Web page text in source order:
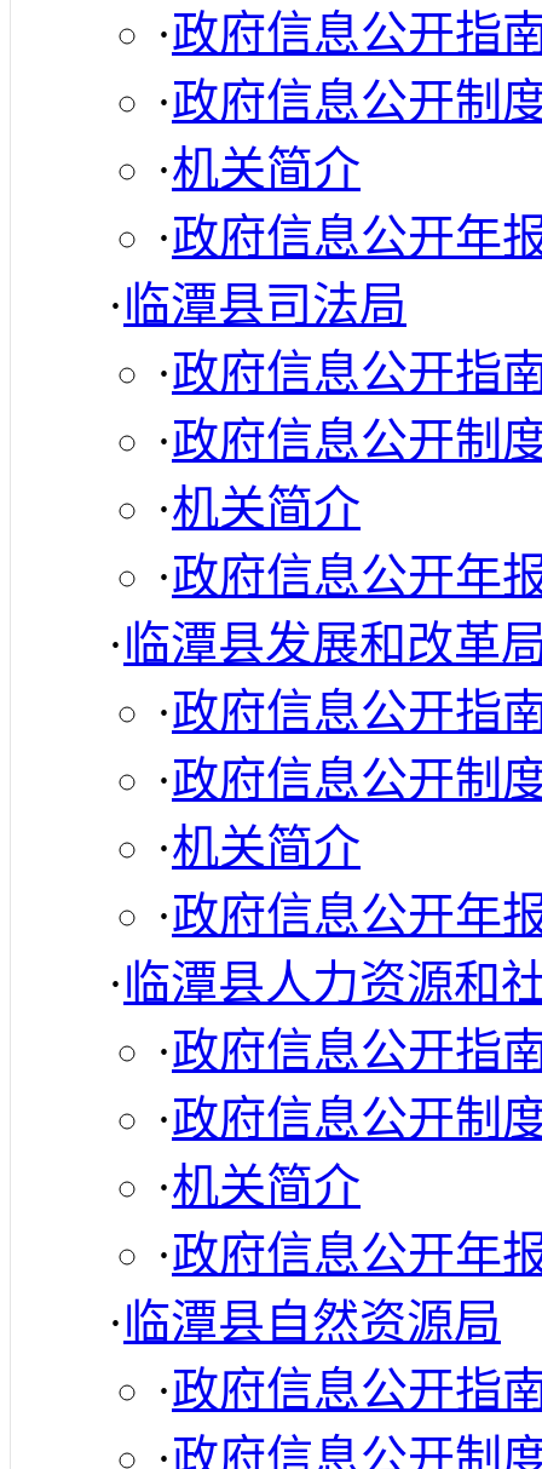
·政府信息公开指
·政府信息公开制
·机关简介
·政府信息公开年
·临潭县司法局
·政府信息公开指
·政府信息公开制
·机关简介
·政府信息公开年
·临潭县发展和改革
·政府信息公开指
·政府信息公开制
·机关简介
·政府信息公开年
·临潭县人力资源和
·政府信息公开指
·政府信息公开制
·机关简介
·政府信息公开年
·临潭县自然资源局
·政府信息公开指
·政府信息公开制